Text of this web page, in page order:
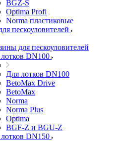
BGZ-S
Optima Profi
Norma пластиковые
пескоуловителей
для пескоуловителей
DN100
Для лотков DN100
BetoMax Drive
BetoMax
Norma
Norma Plus
Optima
BGF-Z и BGU-Z
DN150